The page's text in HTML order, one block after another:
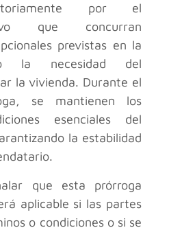
por el
que concurran
previstas en la
la necesidad del
la vivienda. Durante el
se mantienen los
esenciales del
la estabilidad
que esta prórroga
aplicable si las partes
o condiciones o si se